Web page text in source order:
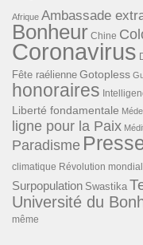
Afrique Ambassade
Bonheur Chine
Coronavirus
Fête raélienne Gotopless
honoraires
Liberté fondamentale
ligne pour la Paix
Paradisme
climatique Révolution
Surpopulation Swastika
Université du
même